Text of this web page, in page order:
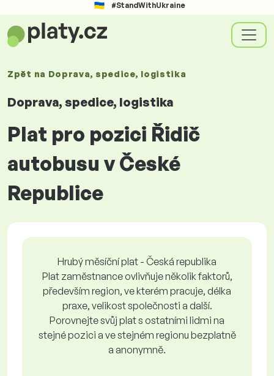
#StandWithUkraine
Zpět na Doprava, spedice, logistika
Doprava, spedice, logistika
Plat pro pozici Řidič
autobusu v České
Republice
Hrubý měsíční plat - Česká republika
Plat zaměstnance ovlivňuje několik faktorů,
především region, ve kterém pracuje, délka
praxe, velikost společnosti a další.
Porovnejte svůj plat s ostatními lidmi na
stejné pozici a ve stejném regionu bezplatně
a anonymně.